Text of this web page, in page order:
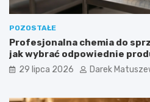
POZOSTAŁE
Profesjonalna chemia do
jak wybrać odpowiednie
29 lipca 2026 Darek